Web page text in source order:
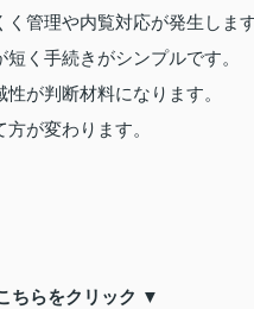
管理や内覧対応が発生します
く手続きがシンプルです。
が判断材料になります。
が変わります。
ちらをクリック ▼